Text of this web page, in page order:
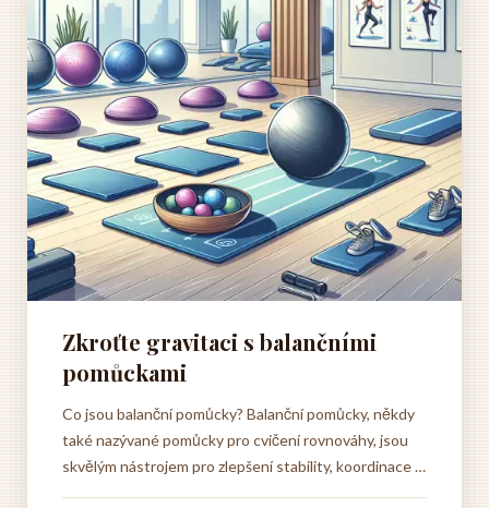
Zkroťte gravitaci s balančními
pomůckami
Co jsou balanční pomůcky? Balanční pomůcky, někdy
také nazývané pomůcky pro cvičení rovnováhy, jsou
skvělým nástrojem pro zlepšení stability, koordinace a